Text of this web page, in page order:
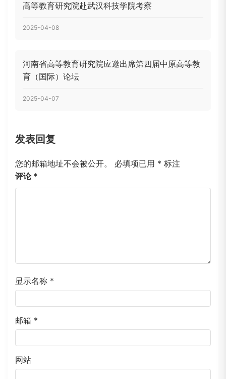
高等教育研究院赴武汉科技学院考察
2025-04-08
河南省高等教育研究院应邀出席第四届中原高等教
育（国际）论坛
2025-04-07
发表回复
您的邮箱地址不会被公开。 必填项已用 * 标注
评论 *
显示名称 *
邮箱 *
网站